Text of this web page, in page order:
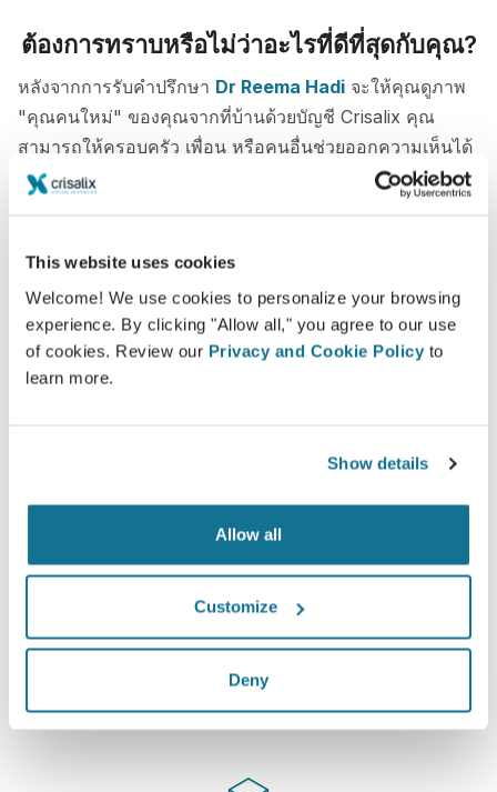
This website uses cookies
Welcome! We use cookies to personalize your browsing
experience. By clicking "Allow all," you agree to our use
of cookies. Review our Privacy and Cookie Policy to
learn more.
Show details
Allow all
Customize
Deny
ต้องการทราบหรือไม่ว่าอะไรที่ดีที่สุดกับคุณ?
หลังจากการรับคำปรึกษา Dr Reema Hadi จะให้คุณดูภาพ
"คุณคนใหม่" ของคุณจากที่บ้านด้วยบัญชี Crisalix คุณ
สามารถให้ครอบครัว เพื่อน หรือคนอื่นช่วยออกความเห็นได้
ปลอดภัยและเป็นส่วนตัว
High-Tech
3D simulator บน web-based เจ้าแรก และมีการใช้
งานจริงจากคุณหมอ 100 ประเทศ และแนะนำให้มีการ
ใช้จากสมาคมศัลยกรรมพลาสติก